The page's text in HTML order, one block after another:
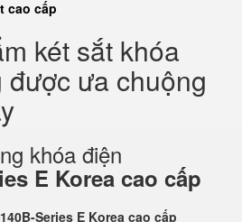
cao cấp
két sắt khóa
ưa chuộng
khóa điện
E Korea cao cấp